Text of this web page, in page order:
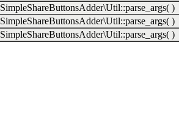
SimpleShareButtonsAdder\Util::parse_args( )
SimpleShareButtonsAdder\Util::parse_args( )
SimpleShareButtonsAdder\Util::parse_args( )